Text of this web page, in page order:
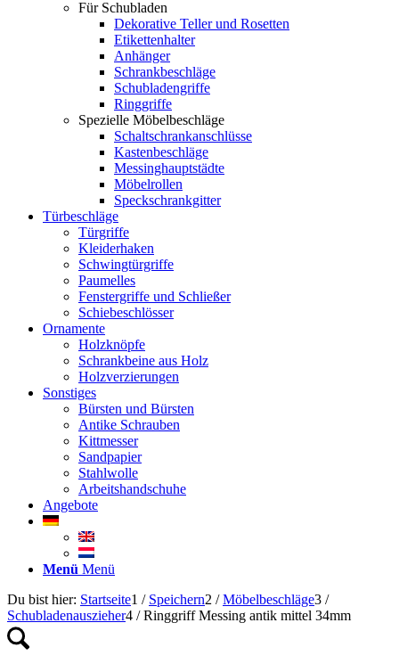
Für Schubladen
Dekorative Teller und Rosetten
Etikettenhalter
Anhänger
Schrankbeschläge
Schubladengriffe
Ringgriffe
Spezielle Möbelbeschläge
Schaltschrankanschlüsse
Kastenbeschläge
Messinghauptstädte
Möbelrollen
Speckschrankgitter
Türbeschläge
Türgriffe
Kleiderhaken
Schwingtürgriffe
Paumelles
Fenstergriffe und Schließer
Schiebeschlösser
Ornamente
Holzknöpfe
Schrankbeine aus Holz
Holzverzierungen
Sonstiges
Bürsten und Bürsten
Antike Schrauben
Kittmesser
Sandpapier
Stahlwolle
Arbeitshandschuhe
Angebote
Menü Menü
Du bist hier: Startseite1 / Speichern2 / Möbelbeschläge3 /
Schubladenauszieher4 / Ringgriff Messing antik mittel 34mm